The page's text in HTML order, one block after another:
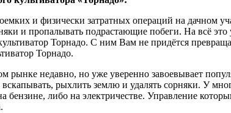
и физически затратных операций на дачном
и пропалывать подрастающие побеги. На всё
Торнадо. С ним Вам не придётся
Торнадо.
рынке недавно, но уже уверенно завоевывает
рыхлить землю и удалять сорняки. У
бензине, либо на электричестве. Управление